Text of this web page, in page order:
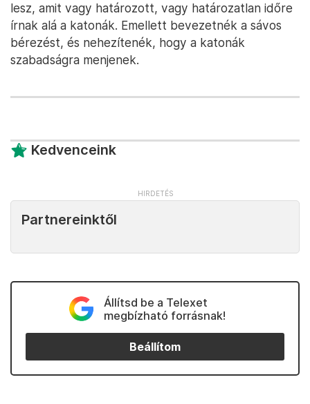
lesz, amit vagy határozott, vagy határozatlan időre
írnak alá a katonák. Emellett bevezetnék a sávos
bérezést, és nehezítenék, hogy a katonák
szabadságra menjenek.
Kedvenceink
Partnereinktől
Állítsd be a Telexet
megbízható forrásnak!
Beállítom